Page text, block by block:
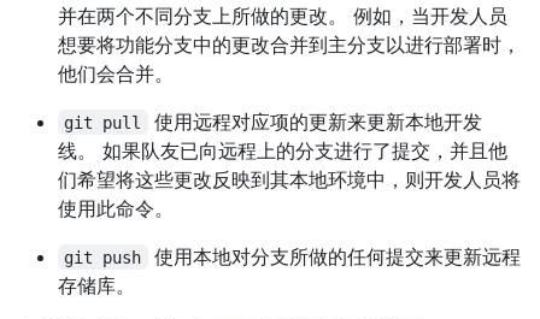
并在两个不同分支上所做的更改。 例如，当开发人员
想要将功能分支中的更改合并到主分支以进行部署时，
他们会合并。
git pull
使用远程对应项的更新来更新本地开发
线。 如果队友已向远程上的分支进行了提交，并且他
们希望将这些更改反映到其本地环境中，则开发人员将
使用此命令。
git push
使用本地对分支所做的任何提交来更新远程
存储库。